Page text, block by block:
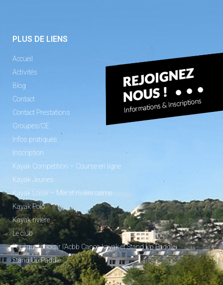
PLUS DE LIENS
Accueil
Activités
Blog
Contact
Contact Prestations
Groupes/CE
Infos pratiques
Inscription
Kayak Compétition – Course en ligne
Kayak Jeunes
Kayak Loisir – Mer et rivière calme
Kayak Polo
Kayak rivière
Le club
Pourquoi choisir l’Acbb Canoe-kayak et Stand Up Paddle
Stand Up Paddle